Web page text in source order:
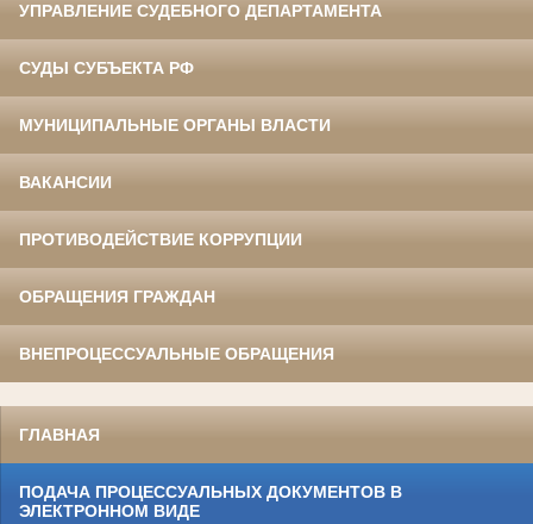
УПРАВЛЕНИЕ СУДЕБНОГО ДЕПАРТАМЕНТА
СУДЫ СУБЪЕКТА РФ
МУНИЦИПАЛЬНЫЕ ОРГАНЫ ВЛАСТИ
ВАКАНСИИ
ПРОТИВОДЕЙСТВИЕ КОРРУПЦИИ
ОБРАЩЕНИЯ ГРАЖДАН
ВНЕПРОЦЕССУАЛЬНЫЕ ОБРАЩЕНИЯ
ГЛАВНАЯ
ПОДАЧА ПРОЦЕССУАЛЬНЫХ ДОКУМЕНТОВ В
ЭЛЕКТРОННОМ ВИДЕ